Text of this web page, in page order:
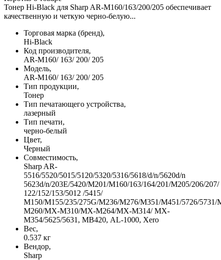
Тонер Hi-Black для Sharp AR-M160/163/200/205 обеспечивает
качественную и четкую черно-белую...
Торговая марка (бренд),
Hi-Black
Код производителя,
AR-M160/ 163/ 200/ 205
Модель,
AR-M160/ 163/ 200/ 205
Тип продукции,
Тонер
Тип печатающего устройства,
лазерный
Тип печати,
черно-белый
Цвет,
Черный
Совместимость,
Sharp AR-
5516/5520/5015/5120/5320/5316/5618/d/n/5620d/n
5623d/n/203E/5420/M201/M160/163/164/201/M205/206/207/
122/152/153/5012 /5415/
M150/M155/235/275G/M236/M276/M351/M451/5726/5731/
M260/MX-M310/MX-M264/MX-M314/ MX-
M354/5625/5631, МВ420, AL-1000, Xero
Вес,
0.537 кг
Вендор,
Sharp